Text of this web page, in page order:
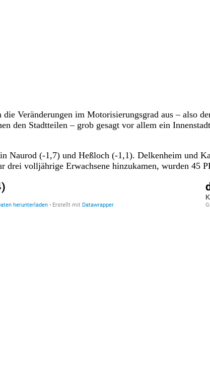
die Veränderungen im Motorisierungsgrad aus –
den Stadtteilen – grob gesagt vor allem ein
Naurod (-1,7) und Heßloch (-1,1). Delkenheim und
drei volljährige Erwachsene hinzukamen, wurden 45